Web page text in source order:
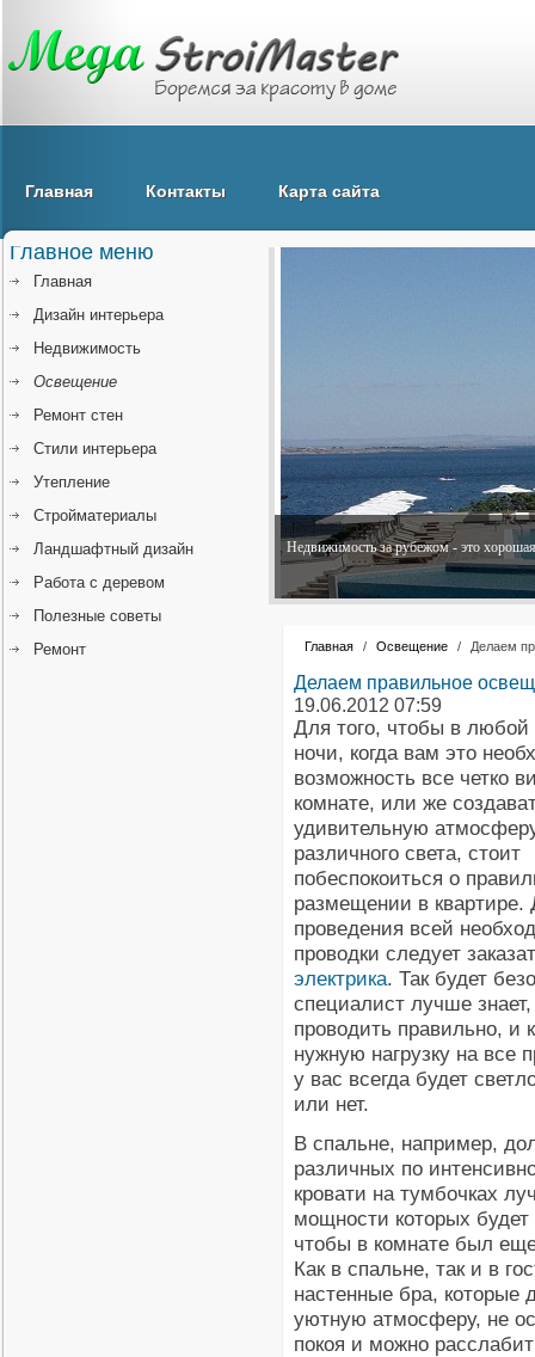
Главная Контакты Карта сайта
Недвижимость за рубежом - это
Главная / Освещение / Делаем
Делаем правильное
19.06.2012 07:59
Для того, чтобы в
ночи, когда вам это
возможность все четко
комнате, или же
удивительную
различного света, стоит
побеспокоиться о
размещении в квартире.
проведения всей
проводки следует
электрика. Так будет
специалист лучше знает,
проводить правильно, и
нужную нагрузку на все
у вас всегда будет
или нет.
В спальне, например,
различных по
кровати на тумбочках
мощности которых
чтобы в комнате был
Как в спальне, так и в
настенные бра, которые
уютную атмосферу, не
покоя и можно
Главное меню
Главная
Дизайн интерьера
Недвижимость
Освещение
Ремонт стен
Стили интерьера
Утепление
Стройматериалы
Ландшафтный дизайн
Работа с деревом
Полезные советы
Ремонт